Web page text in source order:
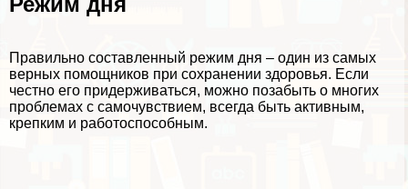
Правильно составленный режим дня – один из самых
верных помощников при сохранении здоровья. Если
честно его придерживаться, можно позабыть о многих
проблемах с самочувствием, всегда быть активным,
крепким и работоспособным.